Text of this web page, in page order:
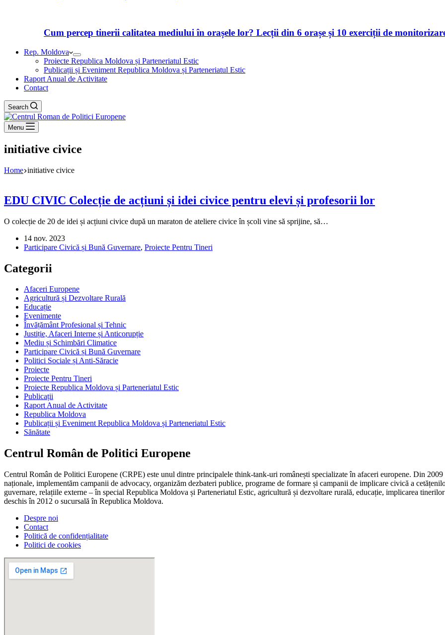
Cum percep tinerii calitatea mediului în orașele lor? Lecții din 6 orașe și 10 exerciții de
Rep. Moldova
Proiecte Republica Moldova și Parteneriatul Estic
Publicații și Eveniment Republica Moldova și Parteneriatul Estic
Raport Anual de Activitate
Contact
Search
Menu
initiative civice
Home initiative civice
EDU CIVIC Colecție de acțiuni și idei civice pentru elevi și profesorii lor
O colecție de 20 de idei și acțiuni civice după un maraton de ateliere civice în școli vine să sprijine, să…
14 nov. 2023
Participare Civică și Bună Guvernare, Proiecte Pentru Tineri
Categorii
Afaceri Europene
Agricultură și Dezvoltare Rurală
Educație
Evenimente
Învățământ Profesional și Tehnic
Justiție, Afaceri Interne și Anticorupție
Mediu și Schimbări Climatice
Participare Civică și Bună Guvernare
Politici Sociale și Anti-Săracie
Proiecte
Proiecte Pentru Tineri
Proiecte Republica Moldova și Parteneriatul Estic
Publicații
Raport Anual de Activitate
Republica Moldova
Publicații și Eveniment Republica Moldova și Parteneriatul Estic
Sănătate
Centrul Român de Politici Europene
Centrul Român de Politici Europene (CRPE) este unul dintre principalele think-tank-uri românești specializate în afaceri europene. Din
naționale, implementăm campanii de advocacy, organizăm dezbateri publice, programe de formare și campanii de implicare civică a
guvernare, relațiile externe – în special Republica Moldova și Parteneriatul Estic, agricultură și dezvoltare rurală, educație, implicarea
deschis în 2012 o sucursală în Republica Moldova.
Despre noi
Contact
Politică de confidențialitate
Politici de cookies